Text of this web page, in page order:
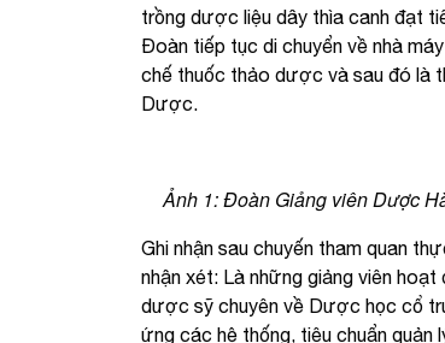
trồng dược liệu dây thìa canh đạt
Đoàn tiếp tục di chuyển về nhà
chế thuốc thảo dược và sau đó là
Dược.
Ảnh 1: Đoàn Giảng viên Dược
Ghi nhận sau chuyến tham quan
nhận xét: Là những giảng viên
dược sỹ chuyên về Dược học cổ
ứng các hệ thống, tiêu chuẩn quản